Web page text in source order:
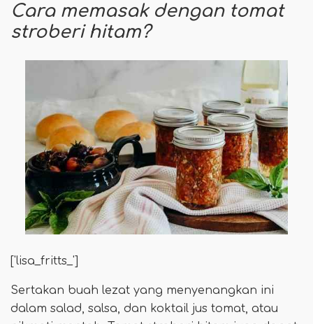
Cara memasak dengan tomat
stroberi hitam?
['lisa_fritts_']
Sertakan buah lezat yang menyenangkan ini
dalam salad, salsa, dan koktail jus tomat, atau